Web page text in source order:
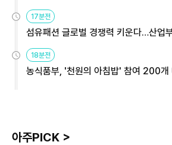
17분전
섬유패션 글로벌 경쟁력 키운다…산업
18분전
농식품부, '천원의 아침밥' 참여 200개
아주PICK >